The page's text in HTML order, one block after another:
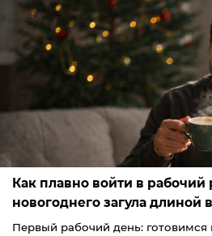
Как плавно войти в
новогоднего загула длиной
Первый рабочий день: готовимся